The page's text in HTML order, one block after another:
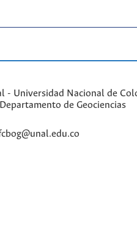
- Universidad Nacional de
de Geociencias